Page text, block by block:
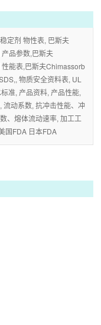
定剂 物性表, 巴斯夫
品参数,巴斯夫
能表,巴斯夫Chimassorb
物质安全资料表, UL
准, 产品资料, 产品性能,
流动系数, 抗冲击性能、冲
、熔体流动速率, 加工工
国FDA 日本FDA